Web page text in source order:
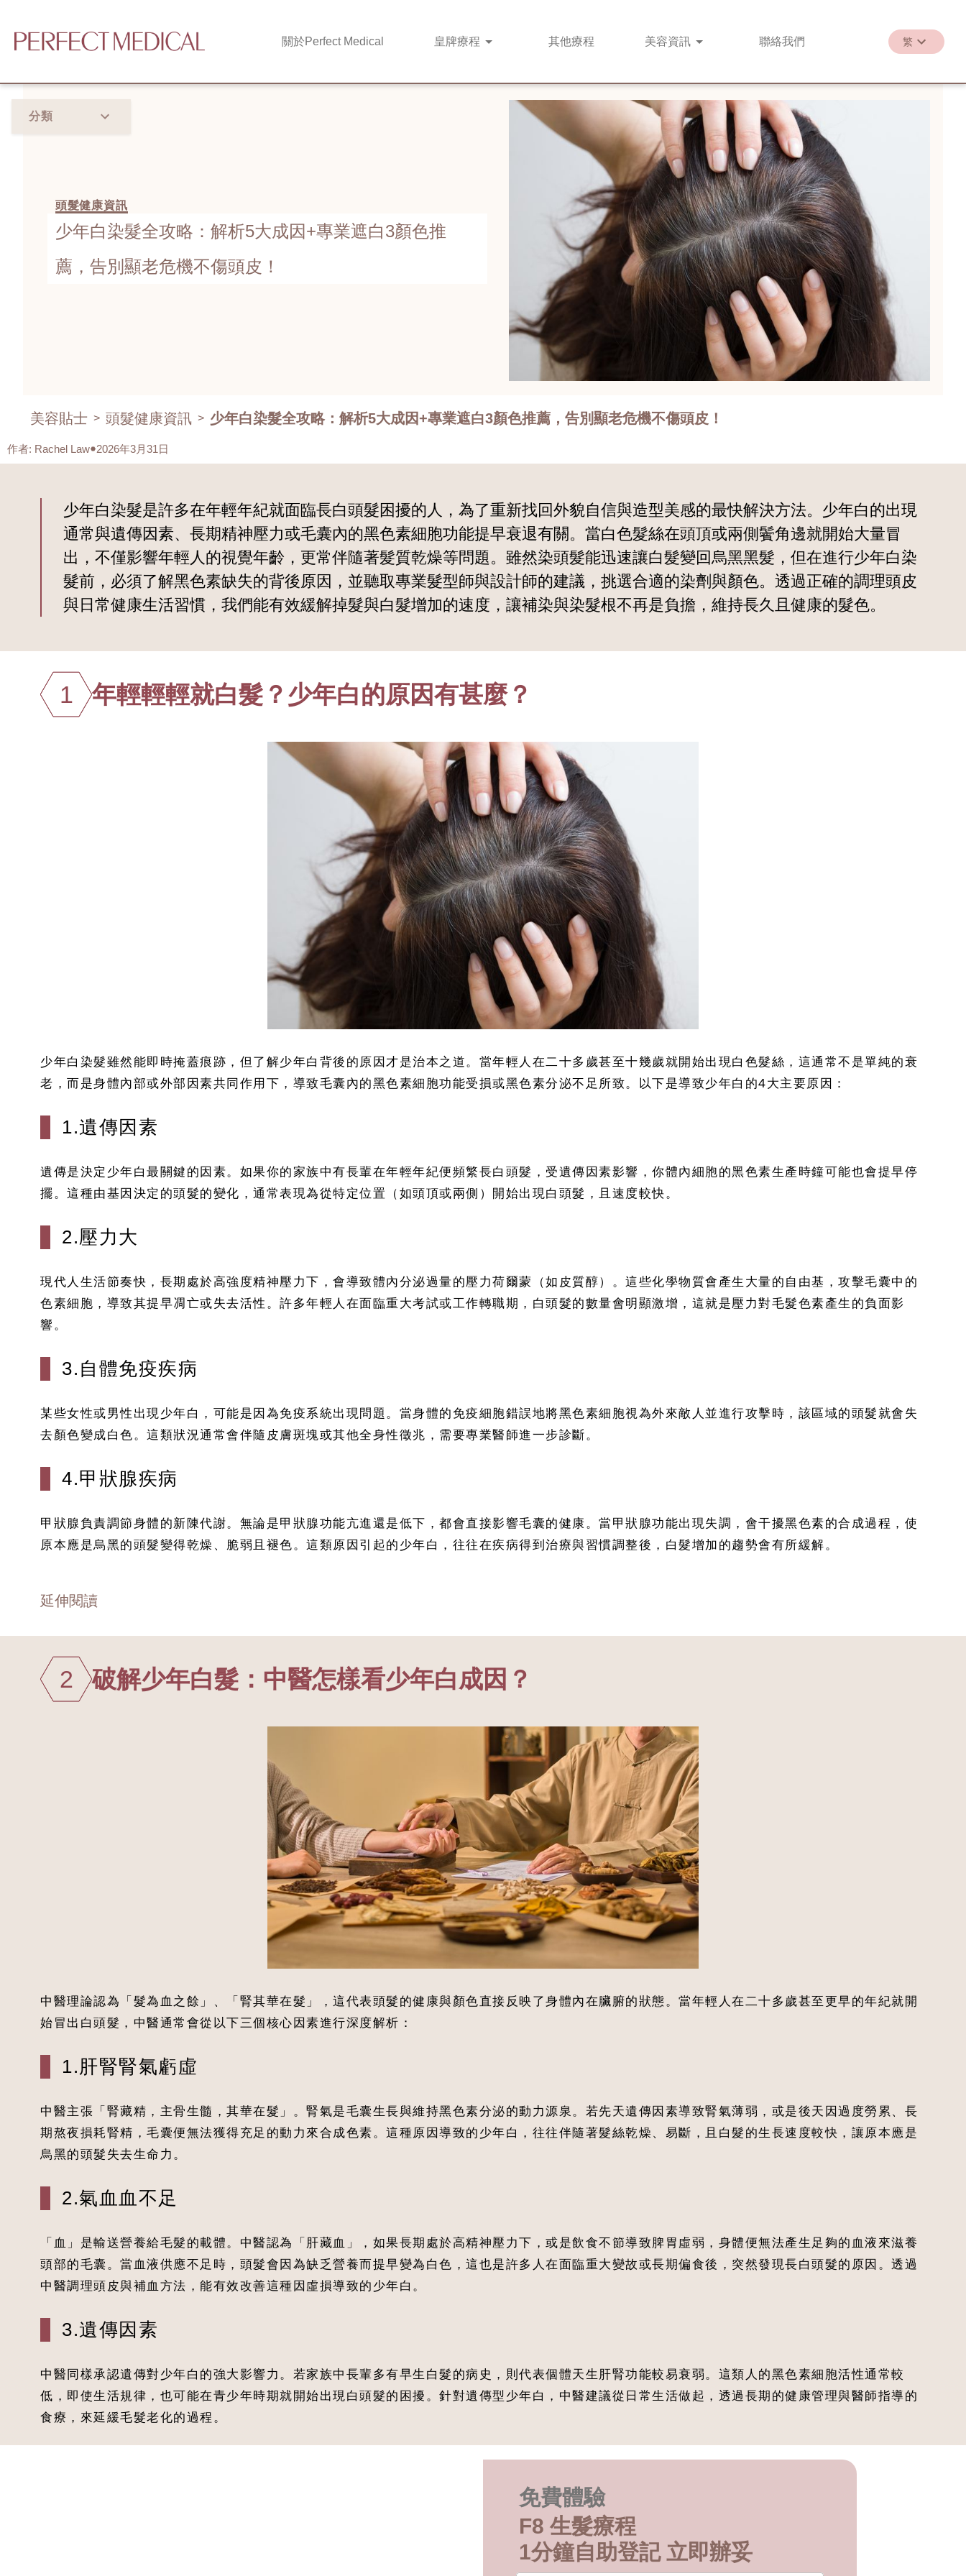
關於Perfect Medical 皇牌療程 其他療程 美容資訊 聯絡我們 繁
分類
頭髮健康資訊
少年白染髮全攻略：解析5大成因+專業遮白3顏色推
薦，告別顯老危機不傷頭皮！
美容貼士 > 頭髮健康資訊 > 少年白染髮全攻略：解析5大成因+專業遮白3顏色推薦，告別顯老危機不傷頭皮！
作者: Rachel Law 2026年3月31日
少年白染髮是許多在年輕年紀就面臨長白頭髮困擾的人，為了重新找回外貌自信與造型美感的最快解決方法。少年白的出現
通常與遺傳因素、長期精神壓力或毛囊內的黑色素細胞功能提早衰退有關。當白色髮絲在頭頂或兩側鬢角邊就開始大量冒
出，不僅影響年輕人的視覺年齡，更常伴隨著髮質乾燥等問題。雖然染頭髮能迅速讓白髮變回烏黑黑髮，但在進行少年白染
髮前，必須了解黑色素缺失的背後原因，並聽取專業髮型師與設計師的建議，挑選合適的染劑與顏色。透過正確的調理頭皮
與日常健康生活習慣，我們能有效緩解掉髮與白髮增加的速度，讓補染與染髮根不再是負擔，維持長久且健康的髮色。
1 年輕輕輕就白髮？少年白的原因有甚麼？
少年白染髮雖然能即時掩蓋痕跡，但了解少年白背後的原因才是治本之道。當年輕人在二十多歲甚至十幾歲就開始出現白色髮絲，這通常不是單純的衰
老，而是身體內部或外部因素共同作用下，導致毛囊內的黑色素細胞功能受損或黑色素分泌不足所致。以下是導致少年白的4大主要原因：
1.遺傳因素
遺傳是決定少年白最關鍵的因素。如果你的家族中有長輩在年輕年紀便頻繁長白頭髮，受遺傳因素影響，你體內細胞的黑色素生產時鐘可能也會提早停
擺。這種由基因決定的頭髮的變化，通常表現為從特定位置（如頭頂或兩側）開始出現白頭髮，且速度較快。
2.壓力大
現代人生活節奏快，長期處於高強度精神壓力下，會導致體內分泌過量的壓力荷爾蒙（如皮質醇）。這些化學物質會產生大量的自由基，攻擊毛囊中的
色素細胞，導致其提早凋亡或失去活性。許多年輕人在面臨重大考試或工作轉職期，白頭髮的數量會明顯激增，這就是壓力對毛髮色素產生的負面影
響。
3.自體免疫疾病
某些女性或男性出現少年白，可能是因為免疫系統出現問題。當身體的免疫細胞錯誤地將黑色素細胞視為外來敵人並進行攻擊時，該區域的頭髮就會失
去顏色變成白色。這類狀況通常會伴隨皮膚斑塊或其他全身性徵兆，需要專業醫師進一步診斷。
4.甲狀腺疾病
甲狀腺負責調節身體的新陳代謝。無論是甲狀腺功能亢進還是低下，都會直接影響毛囊的健康。當甲狀腺功能出現失調，會干擾黑色素的合成過程，使
原本應是烏黑的頭髮變得乾燥、脆弱且褪色。這類原因引起的少年白，往往在疾病得到治療與習慣調整後，白髮增加的趨勢會有所緩解。
延伸閱讀
2 破解少年白髮：中醫怎樣看少年白成因？
中醫理論認為「髮為血之餘」、「腎其華在髮」，這代表頭髮的健康與顏色直接反映了身體內在臟腑的狀態。當年輕人在二十多歲甚至更早的年紀就開
始冒出白頭髮，中醫通常會從以下三個核心因素進行深度解析：
1.肝腎腎氣虧虛
中醫主張「腎藏精，主骨生髓，其華在髮」。腎氣是毛囊生長與維持黑色素分泌的動力源泉。若先天遺傳因素導致腎氣薄弱，或是後天因過度勞累、長
期熬夜損耗腎精，毛囊便無法獲得充足的動力來合成色素。這種原因導致的少年白，往往伴隨著髮絲乾燥、易斷，且白髮的生長速度較快，讓原本應是
烏黑的頭髮失去生命力。
2.氣血血不足
「血」是輸送營養給毛髮的載體。中醫認為「肝藏血」，如果長期處於高精神壓力下，或是飲食不節導致脾胃虛弱，身體便無法產生足夠的血液來滋養
頭部的毛囊。當血液供應不足時，頭髮會因為缺乏營養而提早變為白色，這也是許多人在面臨重大變故或長期偏食後，突然發現長白頭髮的原因。透過
中醫調理頭皮與補血方法，能有效改善這種因虛損導致的少年白。
3.遺傳因素
中醫同樣承認遺傳對少年白的強大影響力。若家族中長輩多有早生白髮的病史，則代表個體天生肝腎功能較易衰弱。這類人的黑色素細胞活性通常較
低，即使生活規律，也可能在青少年時期就開始出現白頭髮的困擾。針對遺傳型少年白，中醫建議從日常生活做起，透過長期的健康管理與醫師指導的
食療，來延緩毛髮老化的過程。
免費體驗
F8 生髮療程
1分鐘自助登記 立即辦妥